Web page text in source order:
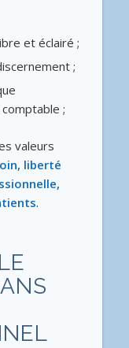
et éclairé ;
;
;
valeurs
liberté
.